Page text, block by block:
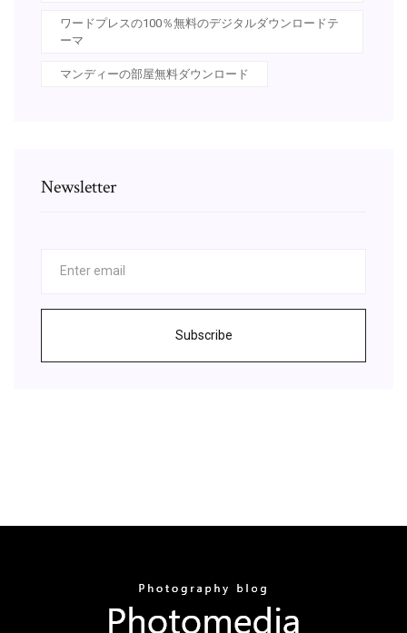
ワードプレスの100％無料のデジタルダウンロードテ
ーマ
マンディーの部屋無料ダウンロード
Newsletter
Subscribe